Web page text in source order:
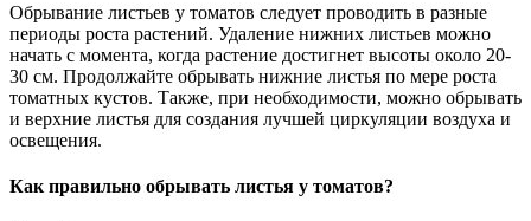
Обрывание листьев у томатов следует проводить в разные
периоды роста растений. Удаление нижних листьев можно
начать с момента, когда растение достигнет высоты около 20-
30 см. Продолжайте обрывать нижние листья по мере роста
томатных кустов. Также, при необходимости, можно обрывать
и верхние листья для создания лучшей циркуляции воздуха и
освещения.
Как правильно обрывать листья у томатов?